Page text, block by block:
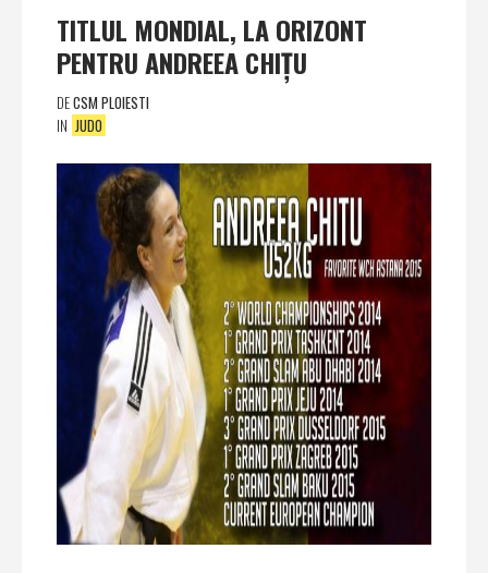
TITLUL MONDIAL, LA ORIZONT
PENTRU ANDREEA CHIȚU
DECSM PLOIESTI
IN JUDO